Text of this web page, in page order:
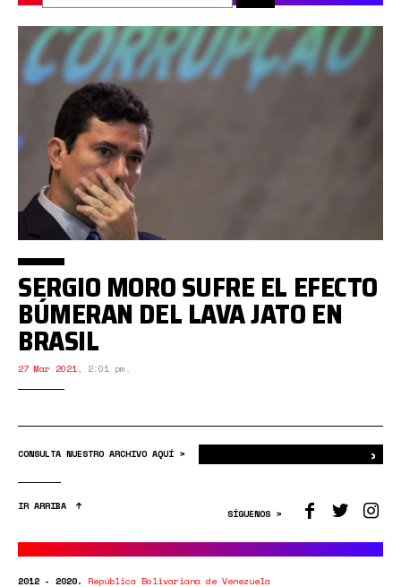
SERGIO MORO SUFRE EL EFECTO
BÚMERAN DEL LAVA JATO EN
BRASIL
27 Mar 2021, 2:01 pm.
CONSULTA NUESTRO ARCHIVO AQUÍ > ›
IR ARRIBA
SÍGUENOS >
2012 - 2020. República Bolivariana de Venezuela